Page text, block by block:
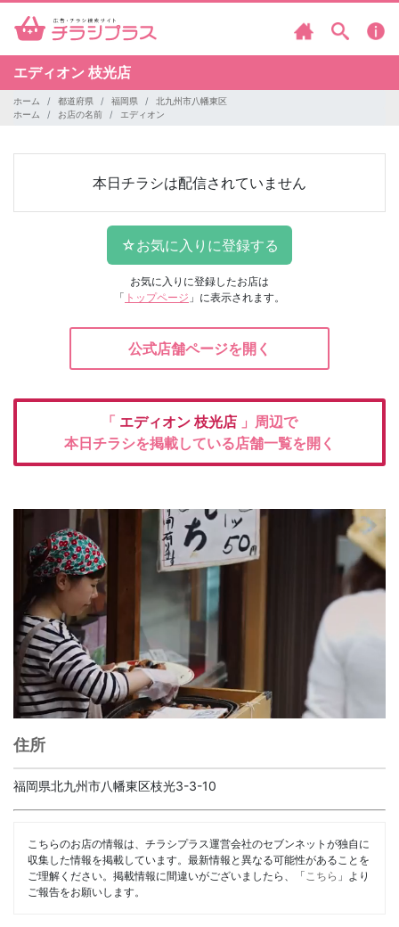
エディオン 枝光店
ホーム 都道府県 福岡県
北九州市八幡東区
ホーム
お店の名前 エディオン
本日チラシは配信されていません
お気に入りに登録したお店は
「 トップページ 」に表示されます。
公式店舗ページを開く
「 エディオン 枝光店 」周辺で
本日チラシを掲載している店舗一覧を開く
住所
福岡県北九州市八幡東区枝光3-3-10
こちらのお店の情報は、チラシプラス運営会社のセブンネットが独自に
収集した情報を掲載しています。最新情報と異なる可能性があることを
ご理解ください。掲載情報に間違いがございましたら、「 こちら 」より
ご報告をお願いします。